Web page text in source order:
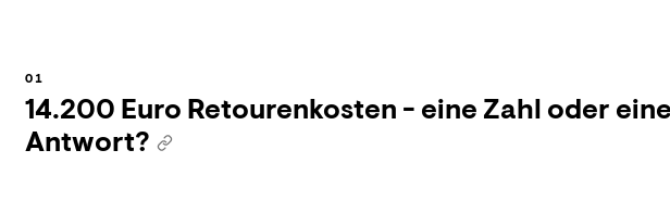
14.200 Euro Retourenkosten - eine Zahl oder eine
Antwort?